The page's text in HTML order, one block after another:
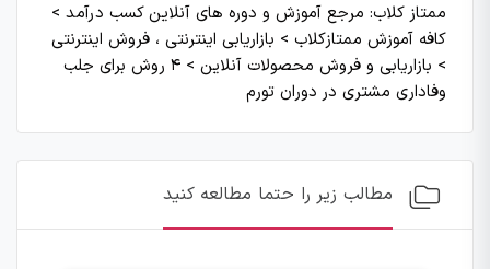
ممتاز کلاب: مرجع آموزش و دوره های آنلاین کسب درآمد >
کافه آموزش ممتازکلاب > بازاریابی اینترنتی ، فروش اینترنتی
> بازاریابی و فروش محصولات آنلاین >
۴ روش برای جلب
وفاداری مشتری در دوران تورم
مطالب زیر را حتما مطالعه کنید